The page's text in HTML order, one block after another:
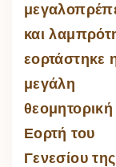
και
εορτάστηκε
μεγάλη
θεομητορική
Εορτή του
Γενεσίου της